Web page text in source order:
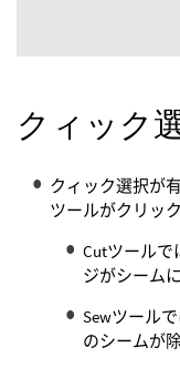
クィック
クィック選択が
ツールがクリッ
Cutツールで
ジがシーム
Sewツール
のシームが